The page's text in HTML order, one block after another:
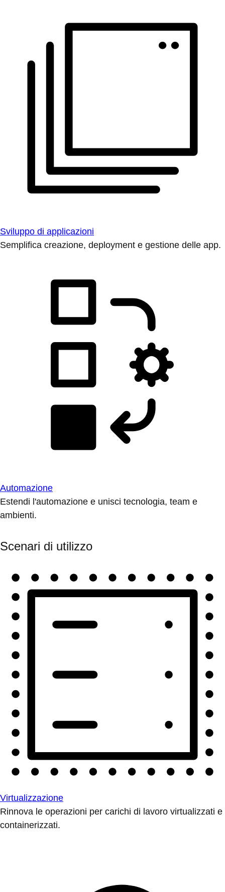
Sviluppo di applicazioni
Semplifica creazione, deployment e gestione delle app.
Automazione
Estendi l'automazione e unisci tecnologia, team e
ambienti.
Scenari di utilizzo
Virtualizzazione
Rinnova le operazioni per carichi di lavoro virtualizzati e
containerizzati.